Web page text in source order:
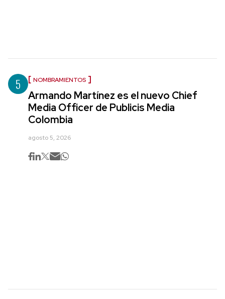
5 NOMBRAMIENTOS
Armando Martínez es el nuevo Chief
Media Officer de Publicis Media
Colombia
agosto 5, 2026